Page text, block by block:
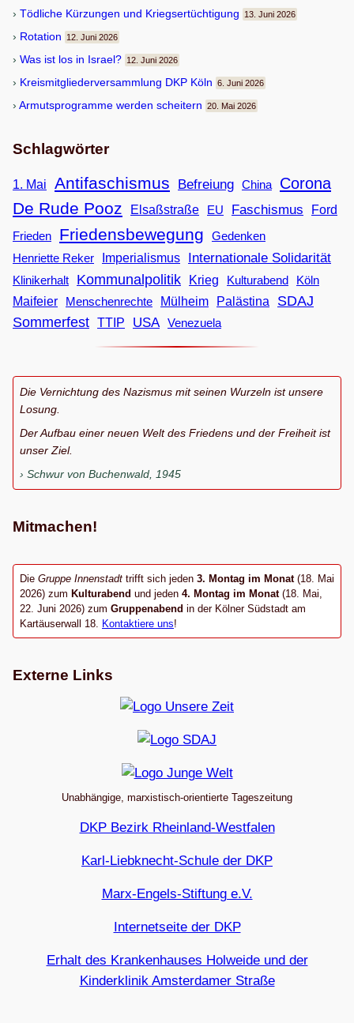
Töd­li­che Kür­zun­gen und Kriegsertüchtigung 13. Juni 2026
Rota­tion 12. Juni 2026
Was ist los in Israel? 12. Juni 2026
Kreis­mit­glie­der­ver­samm­lung DKP Köln 6. Juni 2026
Armuts­pro­gramme wer­den scheitern 20. Mai 2026
Schlagwörter
1. Mai Antifaschismus Befreiung China Corona
De Rude Pooz Elsaßstraße EU Faschismus
Ford
Frieden
Friedensbewegung
Gedenken
Henriette Reker
Imperialismus Internationale Solidarität
Klinikerhalt Kommunalpolitik Krieg Kulturabend
Köln
Maifeier
Menschenrechte Mülheim Palästina
SDAJ
Sommerfest TTIP USA Venezuela
Die Vernichtung des Nazismus mit seinen Wurzeln ist unsere
Losung.
Der Aufbau einer neuen Welt des Friedens und der Freiheit ist
unser Ziel.
Schwur von Buchenwald, 1945
Mitmachen!
Die Gruppe Innenstadt trifft sich jeden 3. Montag im Monat (18. Mai
2026) zum Kulturabend und jeden 4. Montag im Monat(18. Mai,
22. Juni 2026) zum Gruppenabend in der Kölner Südstadt am
Kartäuserwall 18. Kontaktiere uns!
Externe Links
Unabhängige, marxistisch-orientierte Tageszeitung
DKP Bezirk Rheinland-Westfalen
Karl-Liebknecht-Schule der DKP
Marx-Engels-Stiftung e.V.
Internetseite der DKP
Erhalt des Krankenhauses Holweide und der
Kinderklinik Amsterdamer Straße